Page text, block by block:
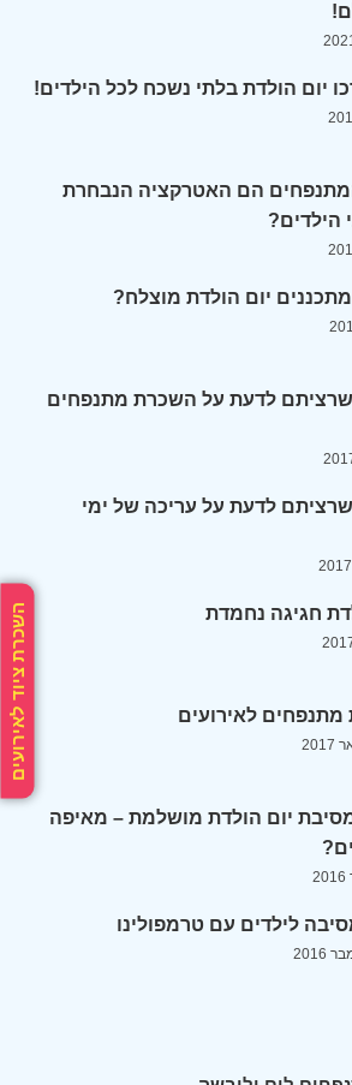
השכרת ציוד לאירועים
יום הולדת בלתי נשכח לכל הילדים!
הם האטרקציה הנבחרת
הילדים?
יום הולדת מוצלח?
לדעת על השכרת מתנפחים
לדעת על עריכה של ימי
חגיגה נחמדת
לאירועים
יום הולדת מושלמת – מאיפה
לילדים עם טרמפולינו